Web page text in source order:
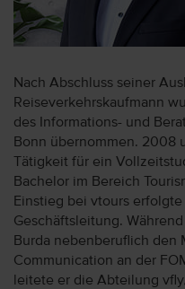
Nach Abschluss seiner
Reiseverkehrskaufmann
des Informations- und
Bonn übernommen. 2008
Tätigkeit für ein
Bachelor im Bereich
Einstieg bei vtours erfolgte
Geschäftsleitung.
Burda nebenberuflich den
Communication an der
leitete er die Abteilung